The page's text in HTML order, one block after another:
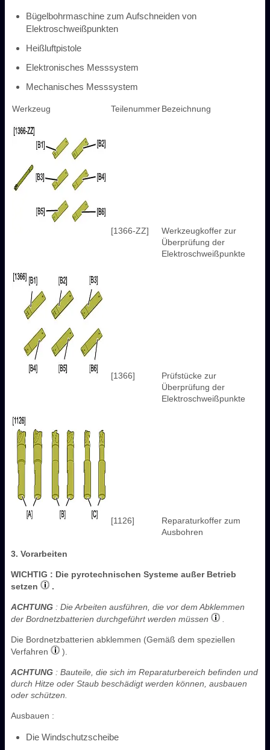
Bügelbohrmaschine zum Aufschneiden von
Elektroschweißpunkten
Heißluftpistole
Elektronisches Messsystem
Mechanisches Messsystem
Werkzeug TeilenummerBezeichnung
[1366-ZZ]
Werkzeugkoffer zur
Überprüfung der
Elektroschweißpunkte
[1366]
Prüfstücke zur
Überprüfung der
Elektroschweißpunkte
[1126]
Reparaturkoffer zum
Ausbohren
3. Vorarbeiten
WICHTIG : Die pyrotechnischen Systeme außer Betrieb
setzen
.
ACHTUNG : Die Arbeiten ausführen, die vor dem Abklemmen
der Bordnetzbatterien durchgeführt werden müssen
Die Bordnetzbatterien abklemmen (Gemäß dem speziellen
Verfahren
).
ACHTUNG : Bauteile, die sich im Reparaturbereich befinden und
durch Hitze oder Staub beschädigt werden können, ausbauen
oder schützen.
Ausbauen :
Die Windschutzscheibe